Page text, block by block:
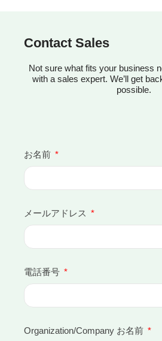
Contact Sales
Not sure what fits your business
with a sales expert. We’ll get
possible.
お名前
メールアドレス
電話番号
Organization/Company お名前